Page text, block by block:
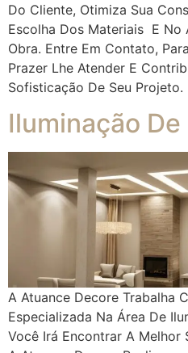
Do Cliente, Otimiza Sua
Escolha Dos Materiais E No
Obra. Entre Em Contato,
Prazer Lhe Atender E
Sofisticação De Seu Projeto.
Iluminação
A Atuance Decore Trabalha
Especializada Na Área De
Você Irá Encontrar A Melhor